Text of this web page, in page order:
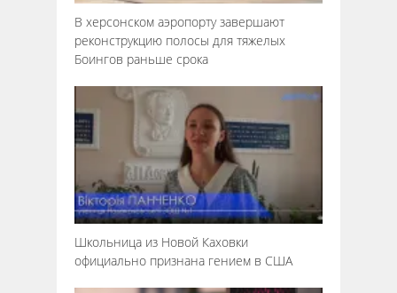
В херсонском аэропорту завершают
реконструкцию полосы для тяжелых
Боингов раньше срока
Школьница из Новой Каховки
официально признана гением в США